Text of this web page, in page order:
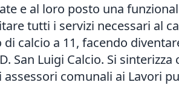
e al loro posto una
tutti i servizi necessari al
calcio a 11, facendo
San Luigi Calcio. Si
comunali ai Lavori